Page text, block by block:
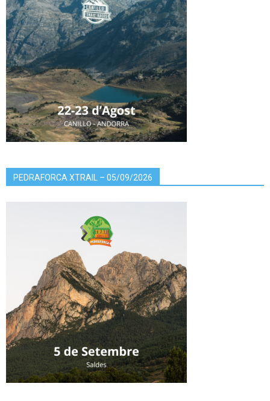
PEDRAFORCA XTRAIL – 05/09/2026